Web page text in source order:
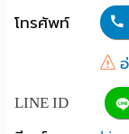
โทรศัพท์
LINE ID